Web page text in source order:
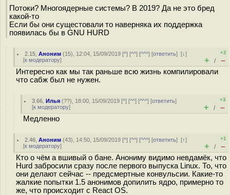
Потоки? Многоядерные системы? В 2019? Да не это бред
какой-то
Если бы они сущестовали то наверняка их поддержка
появилась бы в GNU HURD
2.15 ,Аноним (15), 12:04, 15/09/2019 [^] [^^] [^^^] [ответить][↓]
[к модератору]
+2
+ / –
Интересно как мы так раньше всю жизнь компилировали
что сабж был не нужен.
3.66 ,Илья (??), 18:00, 15/09/2019 [^] [^^] [^^^] [ответить]
[к модератору]
+3
+ / –
Медленно
2.46 ,Аноним (43), 14:50, 15/09/2019 [^] [^^] [^^^] [ответить][↑]
[к модератору]
+1
+ / –
Кто о чём а вшивый о бане. Анониму видимо невдамёк, что
Hurd забросили сразу после первого выпуска Linux. То, что
они делают сейчас -- предсмертные конвульсии. Какие-то
жалкие попытки 1.5 анонимов допилить ядро, примерно то
же, что происходит с React OS.